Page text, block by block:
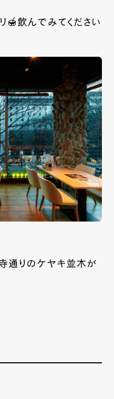
🍯飲んでみてください
通りのケヤキ並木が